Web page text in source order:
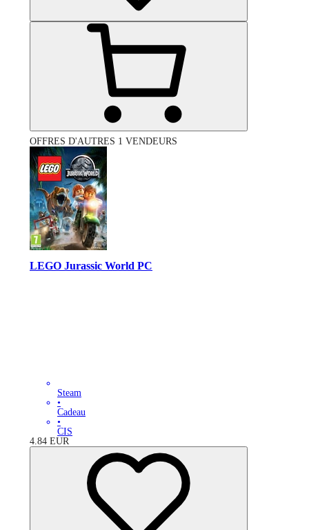
OFFRES D'AUTRES 1 VENDEURS
LEGO Jurassic World PC
Steam
•
Cadeau
•
CIS
4.84 EUR